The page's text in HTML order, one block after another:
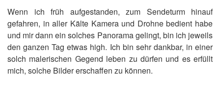
Wenn ich früh aufgestanden, zum Sendeturm hinauf
gefahren, in aller Kälte Kamera und Drohne bedient habe
und mir dann ein solches Panorama gelingt, bin ich jeweils
den ganzen Tag etwas high. Ich bin sehr dankbar, in einer
solch malerischen Gegend leben zu dürfen und es erfüllt
mich, solche Bilder erschaffen zu können.